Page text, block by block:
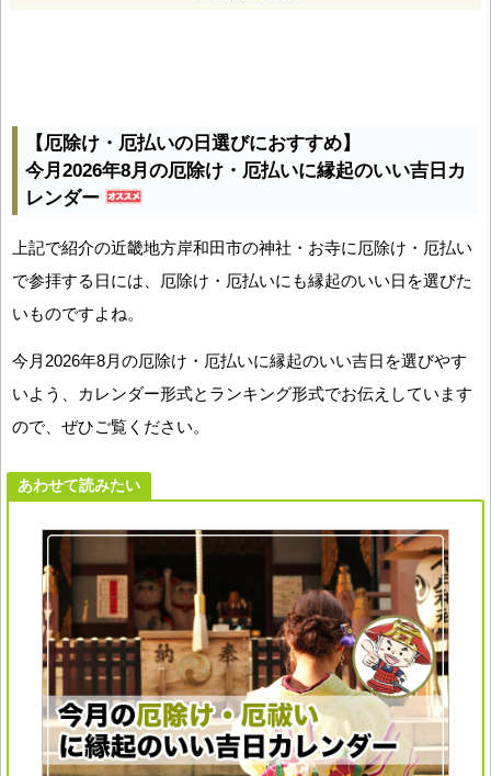
【厄除け・厄払いの日選びにおすすめ】
今月2026年8月の厄除け・厄払いに縁起のいい吉日カ
レンダー
上記で紹介の近畿地方岸和田市の神社・お寺に厄除け・厄払い
で参拝する日には、厄除け・厄払いにも縁起のいい日を選びた
いものですよね。
今月2026年8月の厄除け・厄払いに縁起のいい吉日を選びやす
いよう、カレンダー形式とランキング形式でお伝えしています
ので、ぜひご覧ください。
あわせて読みたい